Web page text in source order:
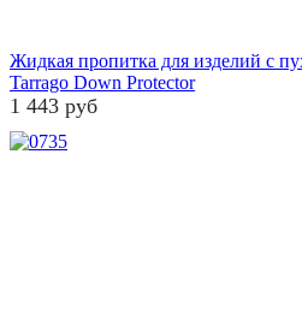
Жидкая пропитка для изделий с
Tarrago Down Protector
1 443 руб